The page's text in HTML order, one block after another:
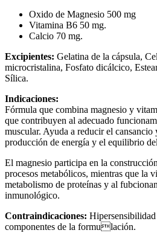
Oxido de Magnesio 500 mg
Vitamina B6 50 mg.
Calcio 70 mg.
Excipientes: Gelatina de la cápsula, C
microcristalina, Fosfato dicálcico,
Sílica.
Indicaciones:
Fórmula que combina magnesio y
que contribuyen al adecuado
muscular. Ayuda a reducir el
producción de energía y el equilibrio
El magnesio participa en la
procesos metabólicos, mientras que la
metabolismo de proteínas y al
inmunológico.
Contraindicaciones:
componentes de la formulación.